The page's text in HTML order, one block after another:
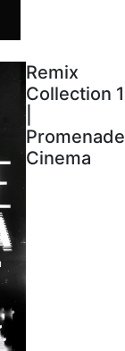
Remix
Collection 1
Promenade
Cinema